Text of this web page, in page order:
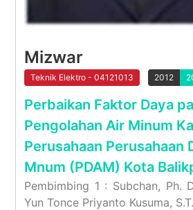
Mizwar
Teknik Elektro - 04121013 2012
Perbaikan Faktor Daya
Pengolahan Air Minum
Perusahaan Perusahaan
Mnum (PDAM) Kota
Pembimbing 1 : Subchan, Ph.
Yun Tonce Priyanto Kusuma,